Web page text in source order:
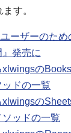
す。
ユーザーのた
発売に
の
ドの一覧
の
ソッドの一覧